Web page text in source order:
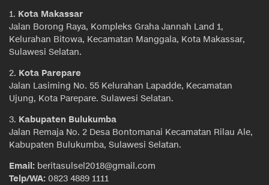
1. Kota Makassar
Jalan Borong Raya, Kompleks Graha Jannah Land 1,
Kelurahan Bitowa, Kecamatan Manggala, Kota Makassar,
Sulawesi Selatan.
2. Kota Parepare
Jalan Lasiming No. 55 Kelurahan Lapadde, Kecamatan
Ujung, Kota Parepare. Sulawesi Selatan.
3. Kabupaten Bulukumba
Jalan Remaja No. 2 Desa Bontomanai Kecamatan Rilau Ale,
Kabupaten Bulukumba, Sulawesi Selatan.
Email: beritasulsel2018@gmail.com
Telp/WA: 0823 4889 1111